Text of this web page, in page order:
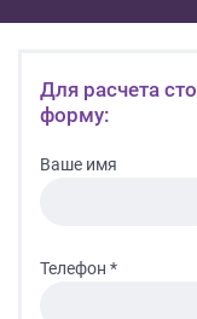
Для расчета
форму:
Ваше имя
Телефон *